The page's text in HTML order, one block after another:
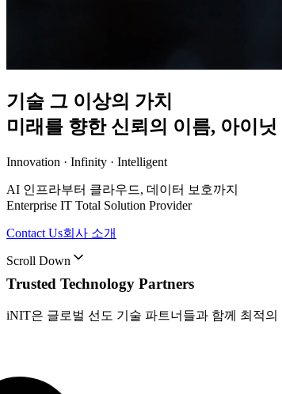
기술 그 이상의 가치
미래를 향한 신뢰의 이름, 아이닛
Innovation · Infinity · Intelligent
AI 인프라부터 클라우드, 데이터 보호까지
Enterprise IT Total Solution Provider
Contact Us회사 소개
Scroll Down
Trusted Technology Partners
iNIT은 글로벌 선도 기술 파트너들과 함께 최적